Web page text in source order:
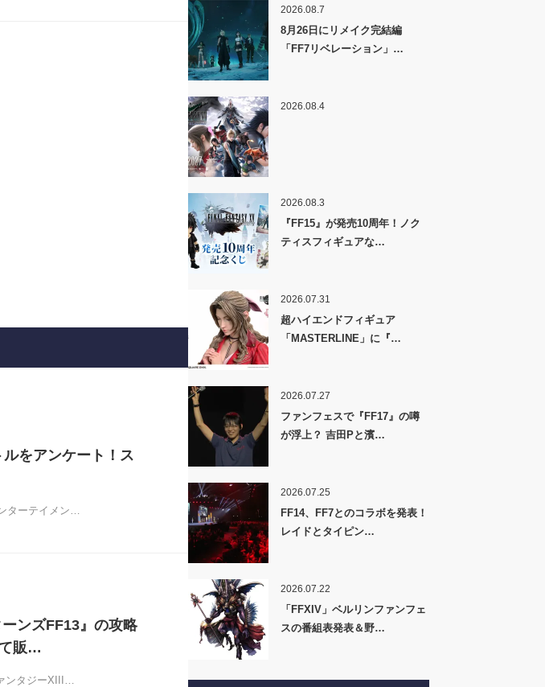
をアンケート！ス
ターテイメン…
ンズFF13』の攻略
販…
ンタジーXIII…
2026.08.7
8月26日にリメイク完結編
「FF7リベレーション」…
2026.08.4
2026.08.3
『FF15』が発売10周年！ノク
ティスフィギュアな…
2026.07.31
超ハイエンドフィギュア
「MASTERLINE」に『…
2026.07.27
ファンフェスで『FF17』の噂
が浮上？ 吉田Pと濱…
2026.07.25
FF14、FF7とのコラボを発表！
レイドとタイピン…
2026.07.22
「FFXIV」ベルリンファンフェ
スの番組表発表＆野…